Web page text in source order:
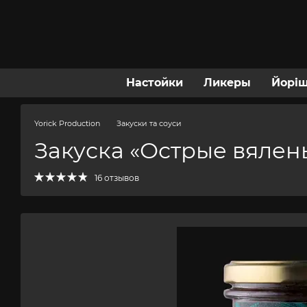
Настойки Ликеры
Yorick Production Закуски та соуси
Закуска «Острые
16 отзывов